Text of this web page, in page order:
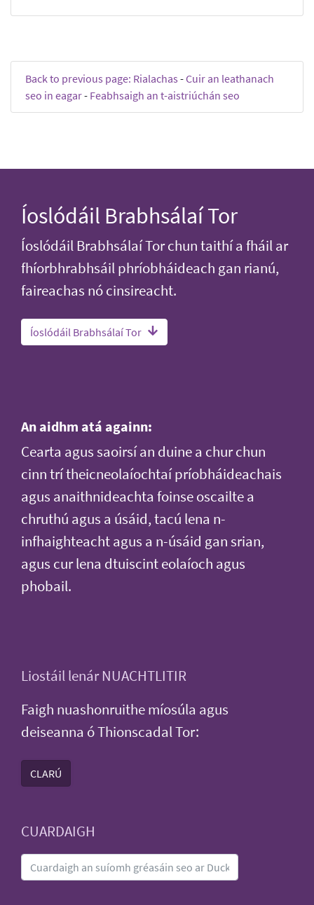
Back to previous page: Rialachas -Cuir an leathanach
seo in eagar- Feabhsaigh an t-aistriúchán seo
Íoslódáil Brabhsálaí Tor
Íoslódáil Brabhsálaí Tor chun taithí a fháil ar
fhíorbhrabhsáil phríobháideach gan rianú,
faireachas nó cinsireacht.
Íoslódáil Brabhsálaí Tor
An aidhm atá againn:
Cearta agus saoirsí an duine a chur chun
cinn trí theicneolaíochtaí príobháideachais
agus anaithnideachta foinse oscailte a
chruthú agus a úsáid, tacú lena n-
infhaighteacht agus a n-úsáid gan srian,
agus cur lena dtuiscint eolaíoch agus
phobail.
Liostáil lenár NUACHTLITIR
Faigh nuashonruithe míosúla agus
deiseanna ó Thionscadal Tor:
CLARÚ
CUARDAIGH